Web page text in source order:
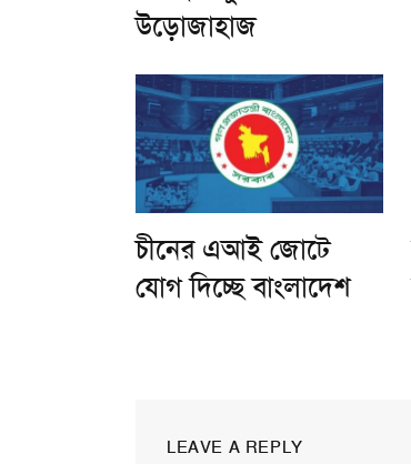
উড়োজাহাজ
চীনের এআই জোটে
যোগ দিচ্ছে বাংলাদেশ
LEAVE A REPLY